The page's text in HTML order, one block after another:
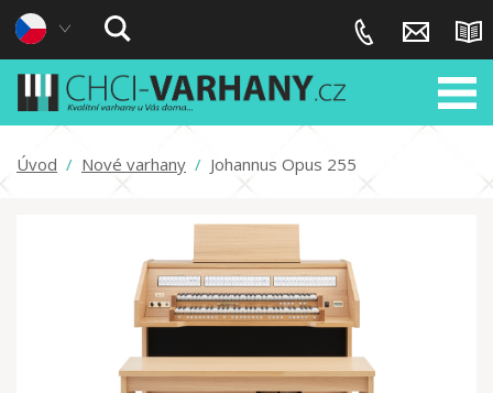
Úvod / Nové varhany / Johannus Opus 255